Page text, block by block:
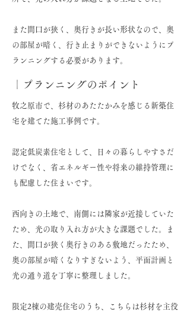
また間口が狭く、奥行きが長い形状なので、奥
の部屋が暗く、行き止まりができないようにプ
ランニングする必要があります。
｜プランニングのポイント
牧之原市で、杉材のあたたかみを感じる新築住
宅を建てた施工事例です。
認定低炭素住宅として、日々の暮らしやすさだ
けでなく、省エネルギー性や将来の維持管理に
も配慮した住まいです。
西向きの土地で、南側には隣家が近接していた
ため、光の取り入れ方が大きな課題でした。ま
た、間口が狭く奥行きのある敷地だったため、
奥の部屋が暗くなりすぎないよう、平面計画と
光の通り道を丁寧に整理しました。
限定2棟の建売住宅のうち、こちらは杉材を主役